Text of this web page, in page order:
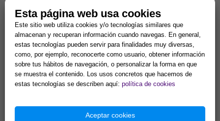
PENDIENTES ACERO DORADO
OJOS TURCOS COLOR LILA
CON PESTAÑAS BRILLANTES
COLGANTE ACERO 3º CHAKRA
MANIPURA PLEXO SOLAR.
(PARA DONUT)
Manipura, chakra del ombligo,
chakra del plexo solar: Se
encuentra en la parte superior
Esta página web usa cookies
Este sitio web utiliza cookies y/o tecnologías similares que
almacenan y recuperan información cuando navegas. En general,
estas tecnologías pueden servir para finalidades muy diversas,
como, por ejemplo, reconocerte como usuario, obtener información
sobre tus hábitos de navegación, o personalizar la forma en que
se muestra el contenido. Los usos concretos que hacemos de
estas tecnologías se describen aquí: política de cookies
Aceptar cookies